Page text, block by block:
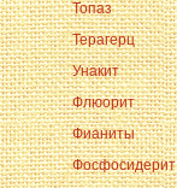
Топаз
Терагерц
Унакит
Флюорит
Фианиты
Фосфосидерит